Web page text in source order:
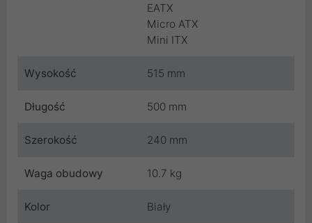
EATX
Micro ATX
Mini ITX
Wysokość 515 mm
Długość 500 mm
Szerokość 240 mm
Waga obudowy 10.7 kg
Kolor Biały